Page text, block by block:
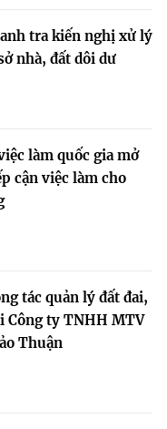
tra kiến nghị xử lý
nhà, đất dôi dư
làm quốc gia mở
cận việc làm cho
tác quản lý đất đai,
Công ty TNHH MTV
Thuận